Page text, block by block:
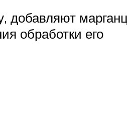
добавляют
обработки его